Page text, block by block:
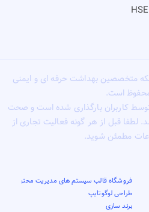
متخصصین بهداشت حرفه ای و ایمنی
است.
کاربران بارگذاری شده است و صحت
لطفا قبل از هر گونه فعالیت تجاری از
مطمئن شوید.
فروشگاه قالب سیستم های مدیریت محتوا
طراحی لوگوتایپ
برند سازی